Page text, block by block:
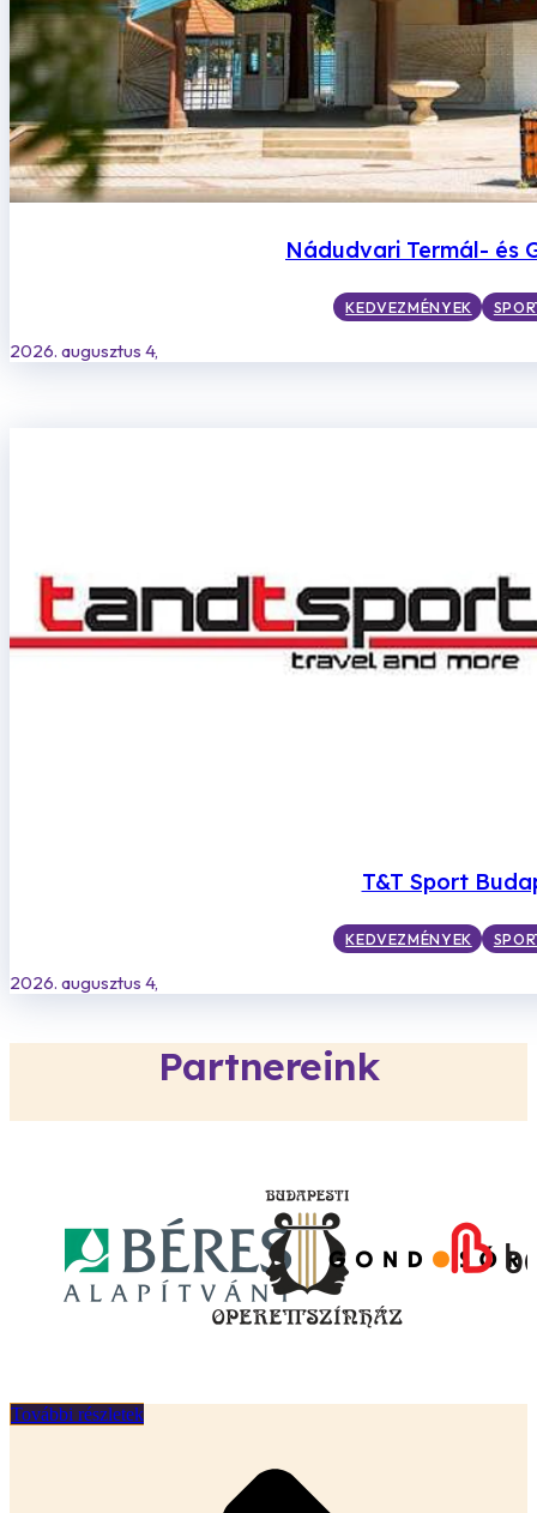
Nádudvari Termál- és
KEDVEZMÉNYEK
2026. augusztus 4,
T&T Sport
KEDVEZMÉNYEK
2026. augusztus 4,
Partnereink
További részletek